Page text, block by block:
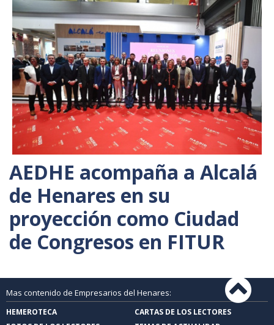
AEDHE acompaña a Alcalá
de Henares en su
proyección como Ciudad
de Congresos en FITUR
Mas contenido de Empresarios del Henares:
HEMEROTECA
CARTAS DE LOS LECTORES